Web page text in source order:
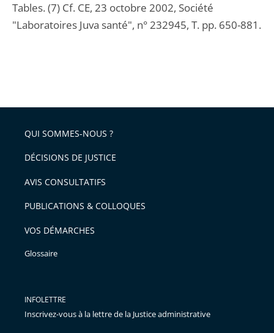
Tables. (7) Cf. CE, 23 octobre 2002, Société
"Laboratoires Juva santé", n° 232945, T. pp. 650-881.
QUI SOMMES-NOUS ?
DÉCISIONS DE JUSTICE
AVIS CONSULTATIFS
PUBLICATIONS & COLLOQUES
VOS DÉMARCHES
Glossaire
INFOLETTRE
Inscrivez-vous à la lettre de la Justice administrative